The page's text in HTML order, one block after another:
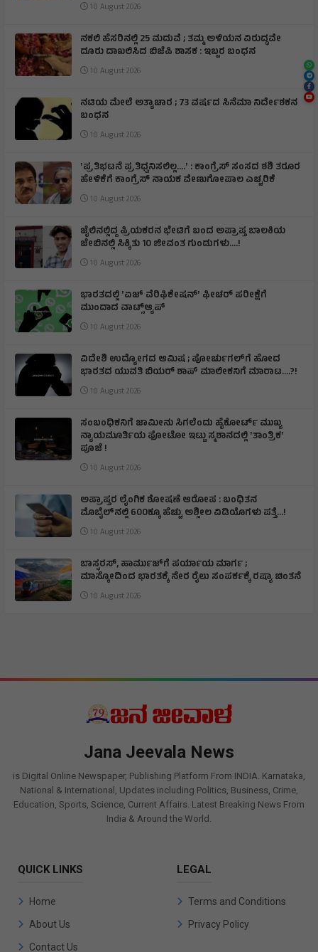
10 August 2026
ನಕಲಿ ಹೆಸರಿನಲ್ಲಿ 25 ಮದುವೆ ; ತಮ್ಮ ಅಳಿಯನ ವಿರುದ್ಧವೇ
ದೂರು ದಾಖಲಿಸಿದ ಬಿಜೆಪಿ ಶಾಸಕ : ಇಬ್ಬರ ಬಂಧನ
10 August 2026
ನಟಿಯ ಮೇಲೆ ಅತ್ಯಾಚಾರ ; 73 ವರ್ಷದ ಸಿನೆಮಾ ನಿರ್ದೇಶಕನ
ಬಂಧನ
10 August 2026
ʼಪ್ರತಿಭಟನೆ ಪ್ರತಿಧ್ವನಿಸಲಿಲ್ಲ….ʼ : ಕಾಂಗ್ರೆಸ್‌ ಸಂಸದ ಶಶಿ ತರೂರ
ಹೇಳಿಕೆಗೆ ಕಾಂಗ್ರೆಸ್‌ ನಾಯಕ ವೇಣುಗೋಪಾಲ ಎಚ್ಚರಿಕೆ
10 August 2026
ಜೈಲಿನಲ್ಲಿದ್ದ ಪ್ರಿಯಕರನ ಭೇಟಿಗೆ ಬಂದ ಅಪ್ರಾಪ್ತ ಬಾಲಕಿಯ
ಜೇಬಿನಲ್ಲಿ ಸಿಕ್ಕಿತು 10 ಜೀವಂತ ಗುಂಡುಗಳು….!
10 August 2026
ಭಾರತದಲ್ಲಿ ʼಏಜ್ ವೆರಿಫಿಕೇಷನ್ʼ ಫೀಚರ್‌ ಪರೀಕ್ಷೆಗೆ
ಮುಂದಾದ ವಾಟ್ಸ್ಆ್ಯಪ್‌
10 August 2026
ವಿದೇಶಿ ಉದ್ಯೋಗದ ಆಮಿಷ ; ಪೋರ್ಚುಗಲ್‌ಗೆ ಹೋದ
ಭಾರತದ ಯುವತಿ ಬಿಯರ್ ಶಾಪ್‌ ಮಾಲೀಕನಿಗೆ ಮಾರಾಟ….?!
10 August 2026
ಸಂಬಂಧಿಕನಿಗೆ ಜಾಮೀನು ಸಿಗಲೆಂದು ಹೈಕೋರ್ಟ್ ಮುಖ್ಯ
ನ್ಯಾಯಮೂರ್ತಿಯ ಫೋಟೋ ಇಟ್ಟು ಸ್ಮಶಾನದಲ್ಲಿ ʼತಾಂತ್ರಿಕʼ
ಪೂಜೆ !
10 August 2026
ಅಪ್ರಾಪ್ತರ ಲೈಂಗಿಕ ಶೋಷಣೆ ಆರೋಪ : ಬಂಧಿತನ
ಮೊಬೈಲ್‌ನಲ್ಲಿ 600ಕ್ಕೂ ಹೆಚ್ಚು ಅಶ್ಲೀಲ ವಿಡಿಯೊಗಳು ಪತ್ತೆ…!
10 August 2026
ಬಾಸ್ಫರಸ್, ಹಾರ್ಮುಜ್‌ಗೆ ಪರ್ಯಾಯ ಮಾರ್ಗ ;
ಮಾಸ್ಕೋದಿಂದ ಭಾರತಕ್ಕೆ ನೇರ ರೈಲು ಸಂಪರ್ಕಕ್ಕೆ ರಷ್ಯಾ ಚಿಂತನೆ
10 August 2026
Jana Jeevala News
is Digital Online Newspaper, Publishing Platform From INDIA. Karnataka,
National & International, Updates including Politics, Business, Crime,
Education, Sports, Science, Current Affairs. Latest Breaking News From
India & Around the World.
QUICK LINKS
Home
About Us
Contact Us
LEGAL
Terms and Conditions
Privacy Policy